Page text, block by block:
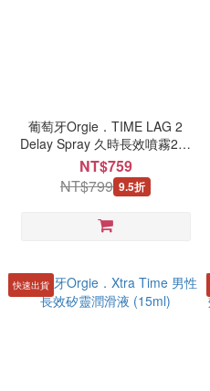
葡萄牙Orgie．TIME LAG 2
Delay Spray 久時長效噴霧2代
_10ml (有機高濃縮版)
NT$759
NT$799 9.5折
快速出貨